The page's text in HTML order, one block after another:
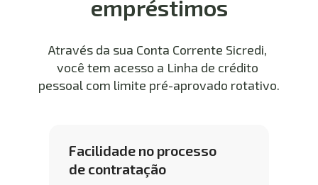
empréstimos
Através da sua Conta Corrente Sicredi,
você tem acesso a Linha de crédito
pessoal com limite pré-aprovado rotativo.
Facilidade no processo
de contratação